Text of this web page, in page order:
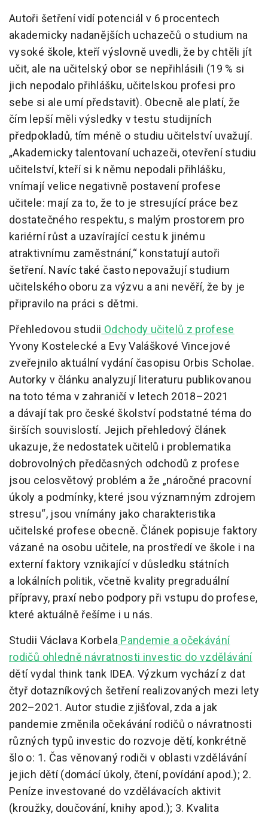
Autoři šetření vidí potenciál v 6 procentech
akademicky nadanějších uchazečů o studium na
vysoké škole, kteří výslovně uvedli, že by chtěli jít
učit, ale na učitelský obor se nepřihlásili (19 % si
jich nepodalo přihlášku, učitelskou profesi pro
sebe si ale umí představit). Obecně ale platí, že
čím lepší měli výsledky v testu studijních
předpokladů, tím méně o studiu učitelství uvažují.
„Akademicky talentovaní uchazeči, otevření studiu
učitelství, kteří si k němu nepodali přihlášku,
vnímají velice negativně postavení profese
učitele: mají za to, že to je stresující práce bez
dostatečného respektu, s malým prostorem pro
kariérní růst a uzavírající cestu k jinému
atraktivnímu zaměstnání,“ konstatují autoři
šetření. Navíc také často nepovažují studium
učitelského oboru za výzvu a ani nevěří, že by je
připravilo na práci s dětmi.
Přehledovou studii Odchody učitelů z profese
Yvony Kostelecké a Evy Valáškové Vincejové
zveřejnilo aktuální vydání časopisu Orbis Scholae.
Autorky v článku analyzují literaturu publikovanou
na toto téma v zahraničí v letech 2018–2021
a dávají tak pro české školství podstatné téma do
širších souvislostí. Jejich přehledový článek
ukazuje, že nedostatek učitelů i problematika
dobrovolných předčasných odchodů z profese
jsou celosvětový problém a že „náročné pracovní
úkoly a podmínky, které jsou významným zdrojem
stresu“, jsou vnímány jako charakteristika
učitelské profese obecně. Článek popisuje faktory
vázané na osobu učitele, na prostředí ve škole i na
externí faktory vznikající v důsledku státních
a lokálních politik, včetně kvality pregraduální
přípravy, praxí nebo podpory při vstupu do profese,
které aktuálně řešíme i u nás.
Studii Václava Korbela Pandemie a očekávání
rodičů ohledně návratnosti investic do vzdělávání
dětí vydal think tank IDEA. Výzkum vychází z dat
čtyř dotazníkových šetření realizovaných mezi lety
202–2021. Autor studie zjišťoval, zda a jak
pandemie změnila očekávání rodičů o návratnosti
různých typů investic do rozvoje dětí, konkrétně
šlo o: 1. Čas věnovaný rodiči v oblasti vzdělávání
jejich dětí (domácí úkoly, čtení, povídání apod.); 2.
Peníze investované do vzdělávacích aktivit
(kroužky, doučování, knihy apod.); 3. Kvalita